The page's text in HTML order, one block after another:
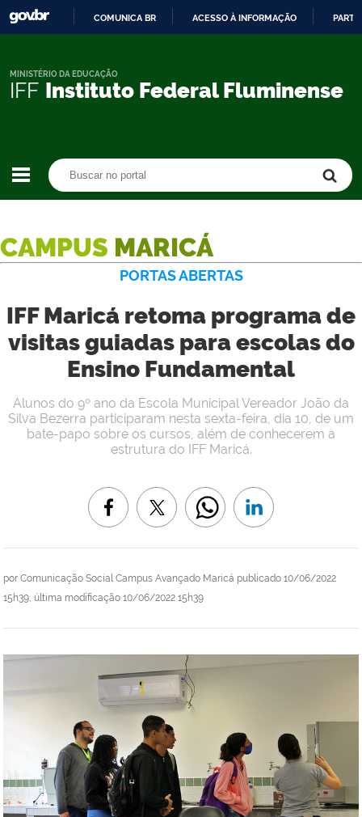
CONTEÚDO
COMUNICA BR ACESSO À INFORMAÇÃO
IFF Instituto Federal Fluminense
MINISTÉRIO DA EDUCAÇÃO
CAMPUS MARICÁ
PORTAS ABERTAS
IFF Maricá retoma programa de
visitas guiadas para escolas do
Ensino Fundamental
por Comunicação Social Campus Avançado Maricá publicado 10/06/2022
15h39, última modificação 10/06/2022 15h39
Alunos do 9º ano da Escola Municipal Vereador João da
Silva Bezerra participaram nesta sexta-feira, dia 10, de um
bate-papo sobre os cursos, além de conhecerem a
estrutura do IFF Maricá.